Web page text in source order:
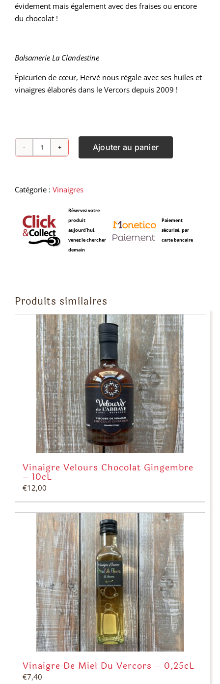
évidement mais également avec des fraises ou encore
du chocolat !
Balsamerie La Clandestine
Épicurien de cœur, Hervé nous régale avec ses huiles et
vinaigres élaborés dans le Vercors depuis 2009 !
quantité
Balsamique
Deux
-
10cL
Ajouter au panier
Catégorie : Vinaigres
Réservez votre
produit
aujourd'hui,
venez le chercher
demain
Paiement
sécurisé, par
carte bancaire
Produits similaires
Vinaigre Velours Chocolat Gingembre
– 10cL
€12,00
Vinaigre De Miel Du Vercors – 0,25cL
€7,40